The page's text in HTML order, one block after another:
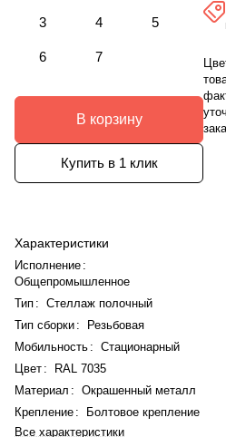
3 4 5
6 7
В корзину
Купить в 1 клик
Характеристики
Исполнение :
Общепромышленное
Тип : Стеллаж полочный
Тип сборки:
Резьбовая
Мобильность : Стационарный
Цвет :
RAL 7035
Материал : Окрашенный металл
Крепление :
Болтовое крепление
Все характеристики